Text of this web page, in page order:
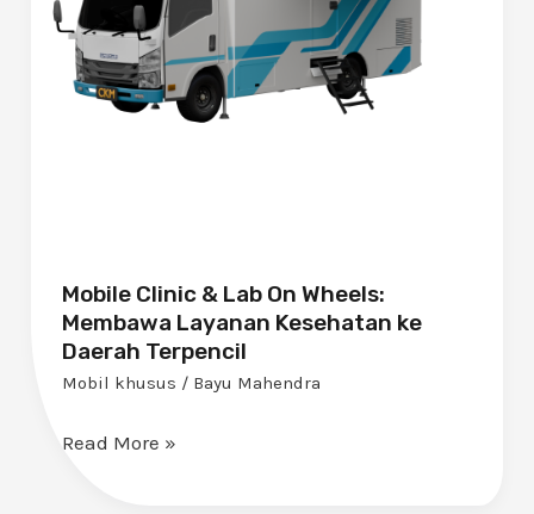
Mobile Clinic & Lab On Wheels:
Membawa Layanan Kesehatan ke
Daerah Terpencil
Mobil khusus / Bayu Mahendra
Layanan
Kesehatan
ke
Read More »